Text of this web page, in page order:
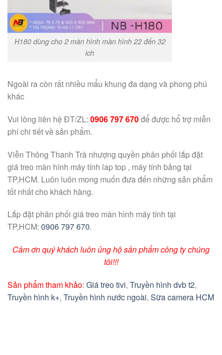
H180 dùng cho 2 màn hình màn hình 22 đến 32
ich
Ngoài ra còn rất nhiều mẩu khung đa dạng và phong phú
khác
Vui lòng liên hệ ĐT/ZL: 0906 797 670để được hổ trợ miễn
phí chi tiết về sản phẩm.
Viễn Thông Thanh Trà nhượng quyền phân phối lắp đặt
giá treo màn hình máy tính lap top , máy tính bảng tại
TP,HCM. Luôn luôn mong muốn đưa đến những sản phẩm
tốt nhất cho khách hàng.
Lắp đặt phân phối giá treo màn hình máy tính tại
TP,HCM: 0906 797 670.
Cảm ơn quý khách luôn ủng hộ sản phẩm công ty chúng
tôi!!!
Sản phẩm tham khảo: Giá treo tivi, Truyền hình dvb t2,
Truyền hình k+, Truyền hình nước ngoài, Sữa camera HCM